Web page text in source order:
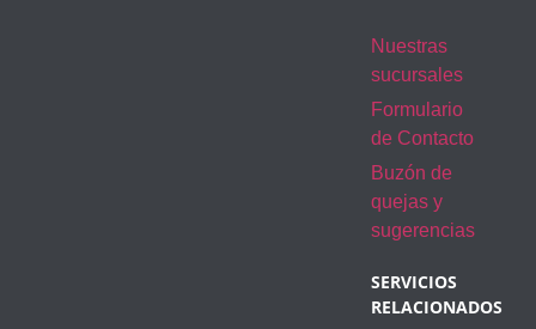
Nuestras
sucursales
Formulario
de Contacto
Buzón de
quejas y
sugerencias
SERVICIOS
RELACIONADOS